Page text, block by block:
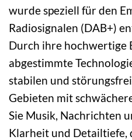
wurde speziell für den
Radiosignalen (DAB+)
Durch ihre hochwertige
abgestimmte
stabilen und
Gebieten mit
Sie Musik, Nachrichten
Klarheit und Detailtiefe,